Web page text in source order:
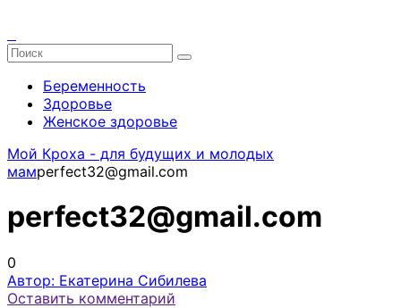
Беременность
Здоровье
Женское здоровье
Мой Кроха - для будущих и молодых
мамperfect32@gmail.com
perfect32@gmail.com
0
Автор: Екатерина Сибилева
Оставить комментарий